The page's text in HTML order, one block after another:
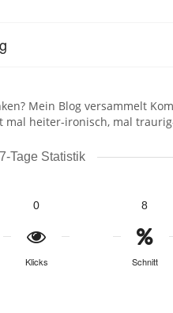
Mein Blog versammelt
mal heiter-ironisch, mal
7-Tage Statistik
0
Klicks
8
Schnitt